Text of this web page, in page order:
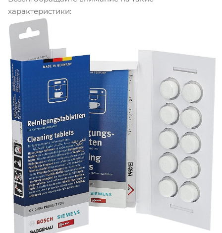
характеристики: